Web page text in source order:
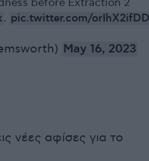
before Extraction 2
. pic.twitter.com/orIhX2ifDD
May 16, 2023
νέες αφίσες για το